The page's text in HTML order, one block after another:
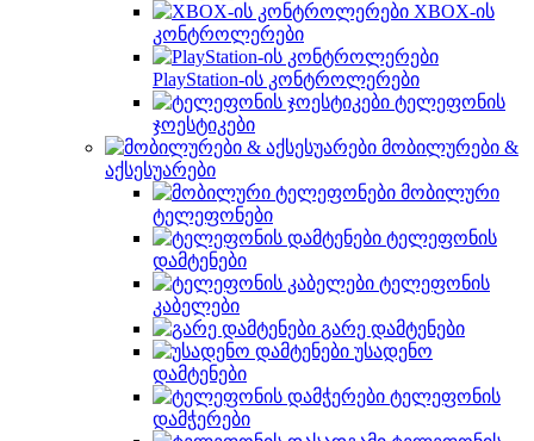
XBOX-ის
კონტროლერები
PlayStation-ის კონტროლერები
ტელეფონის
ჯოესტიკები
მობილურები &
აქსესუარები
მობილური
ტელეფონები
ტელეფონის
დამტენები
ტელეფონის
კაბელები
გარე დამტენები
უსადენო
დამტენები
ტელეფონის
დამჭერები